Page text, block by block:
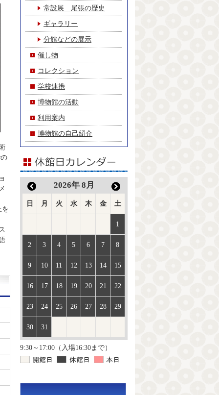
を
常設展 尾張の歴史
ギャラリー
分館などの展示
催し物
コレクション
学校連携
博物館の活動
利用案内
博物館の自己紹介
2026年 8月
日 月 火 水 木 金 土
1
2 3 4 5 6 7 8
9 10 11 12 13 14 15
16 17 18 19 20 21 22
23 24 25 26 27 28 29
30 31
9:30～17:00（入場16:30まで）